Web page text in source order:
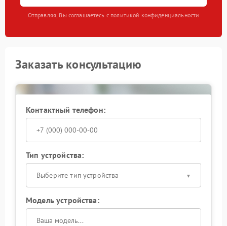
Отправляя, Вы соглашаетесь с политикой конфиденциальности
Заказать консультацию
Контактный телефон:
Тип устройства:
Выберите тип устройства
Модель устройства: